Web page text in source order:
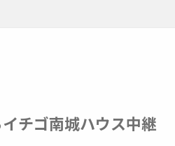
チゴ南城ハウス中継